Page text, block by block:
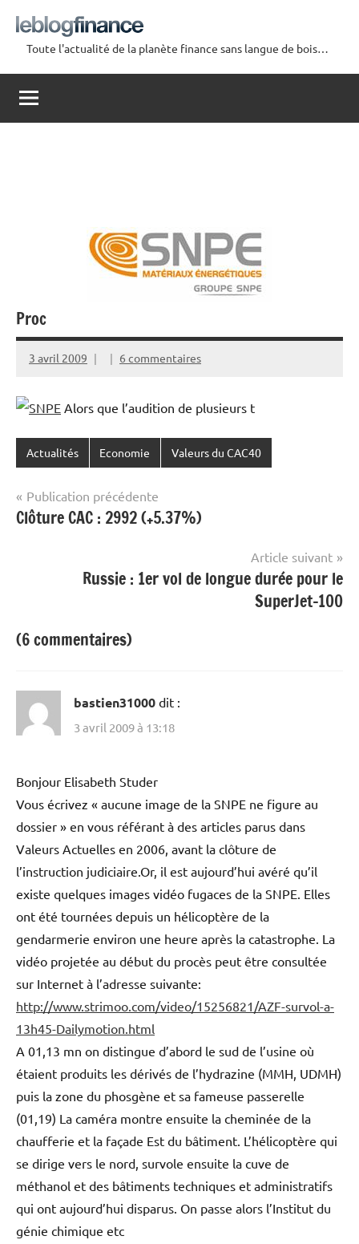
contenu
Le
Blog
Finance
Toute l'actualité de la planète finance sans langue de bois…
Proc
3 avril 2009 6 commentaires
Alors que l’audition de plusieurs t
Actualités Economie Valeurs du CAC40
Navigation
de
Publication précédente
Clôture CAC : 2992 (+5.37%)
Article suivant
Russie : 1er vol de longue durée pour le
SuperJet-100
(6 commentaires)
bastien31000 dit :
3 avril 2009 à 13:18
Bonjour Elisabeth Studer
Vous écrivez « aucune image de la SNPE ne figure au
dossier » en vous référant à des articles parus dans
Valeurs Actuelles en 2006, avant la clôture de
l’instruction judiciaire.Or, il est aujourd’hui avéré qu’il
existe quelques images vidéo fugaces de la SNPE. Elles
ont été tournées depuis un hélicoptère de la
gendarmerie environ une heure après la catastrophe. La
vidéo projetée au début du procès peut être consultée
sur Internet à l’adresse suivante:
http://www.strimoo.com/video/15256821/AZF-survol-a-
13h45-Dailymotion.html
A 01,13 mn on distingue d’abord le sud de l’usine où
étaient produits les dérivés de l’hydrazine (MMH, UDMH)
puis la zone du phosgène et sa fameuse passerelle
(01,19) La caméra montre ensuite la cheminée de la
chaufferie et la façade Est du bâtiment. L’hélicoptère qui
se dirige vers le nord, survole ensuite la cuve de
méthanol et des bâtiments techniques et administratifs
qui ont aujourd’hui disparus. On passe alors l’Institut du
génie chimique etc